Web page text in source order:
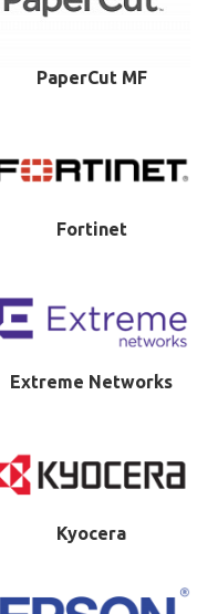
PaperCut MF
Fortinet
Extreme Networks
Kyocera